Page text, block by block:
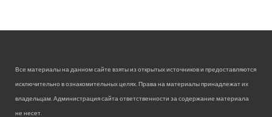
Все материалы на данном сайте взяты из открытых источников и предоставляются
исключительно в ознакомительных целях. Права на материалы принадлежат их
владельцам. Администрация сайта ответственности за содержание материала
не несет.